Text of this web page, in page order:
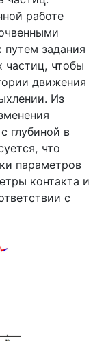
работе
путем задания
частиц, чтобы
движения
Из
глубиной в
что
параметров
контакта и
с